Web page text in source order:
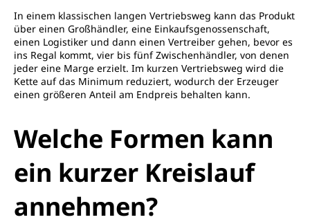
In einem klassischen langen Vertriebsweg kann das Produkt
über einen Großhändler, eine Einkaufsgenossenschaft,
einen Logistiker und dann einen Vertreiber gehen, bevor es
ins Regal kommt, vier bis fünf Zwischenhändler, von denen
jeder eine Marge erzielt. Im kurzen Vertriebsweg wird die
Kette auf das Minimum reduziert, wodurch der Erzeuger
einen größeren Anteil am Endpreis behalten kann.
Welche Formen kann
ein kurzer Kreislauf
annehmen?